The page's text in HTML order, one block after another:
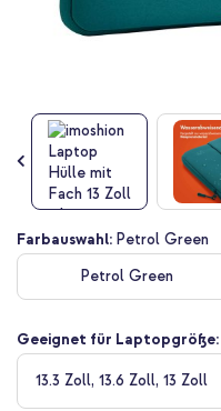
Zum
Anfang
Bildgalerie
Farbauswahl: Petrol Green
Petrol Green
Geeignet für Laptopgröße:
13.3 Zoll, 13.6 Zoll, 13 Zoll